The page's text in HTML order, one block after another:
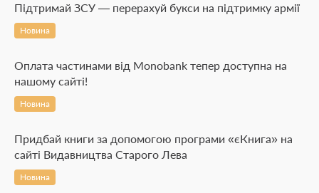
Підтримай ЗСУ — перерахуй букси на підтримку армії
Новина
Оплата частинами від Monobank тепер доступна на
нашому сайті!
Новина
Придбай книги за допомогою програми «єКнига» на
сайті Видавництва Старого Лева
Новина